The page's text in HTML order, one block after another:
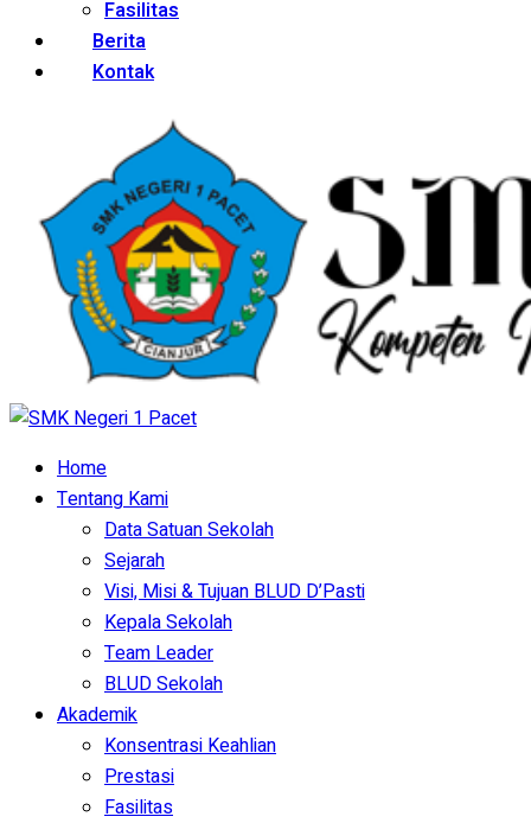
Fasilitas
Berita
Kontak
Home
Tentang Kami
Data Satuan Sekolah
Sejarah
Visi, Misi & Tujuan BLUD D’Pasti
Kepala Sekolah
Team Leader
BLUD Sekolah
Akademik
Konsentrasi Keahlian
Prestasi
Fasilitas